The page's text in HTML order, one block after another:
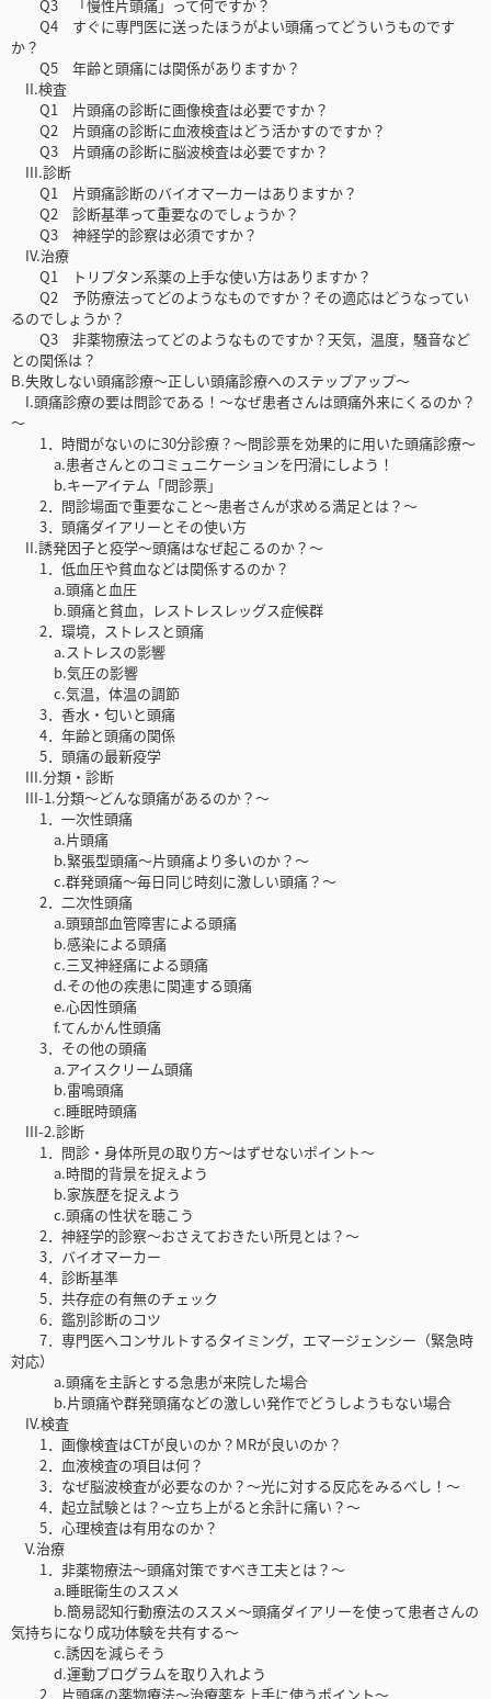
Q3 「慢性片頭痛」って何ですか？
Q4 すぐに専門医に送ったほうがよい頭痛ってどういうものです
か？
Q5 年齢と頭痛には関係がありますか？
II.検査
Q1 片頭痛の診断に画像検査は必要ですか？
Q2 片頭痛の診断に血液検査はどう活かすのですか？
Q3 片頭痛の診断に脳波検査は必要ですか？
III.診断
Q1 片頭痛診断のバイオマーカーはありますか？
Q2 診断基準って重要なのでしょうか？
Q3 神経学的診察は必須ですか？
IV.治療
Q1 トリプタン系薬の上手な使い方はありますか？
Q2 予防療法ってどのようなものですか？その適応はどうなってい
るのでしょうか？
Q3 非薬物療法ってどのようなものですか？天気，温度，騒音など
との関係は？
B.失敗しない頭痛診療～正しい頭痛診療へのステップアップ～
I.頭痛診療の要は問診である！～なぜ患者さんは頭痛外来にくるのか？
～
1．時間がないのに30分診療？～問診票を効果的に用いた頭痛診療～
a.患者さんとのコミュニケーションを円滑にしよう！
b.キーアイテム「問診票」
2．問診場面で重要なこと～患者さんが求める満足とは？～
3．頭痛ダイアリーとその使い方
II.誘発因子と疫学～頭痛はなぜ起こるのか？～
1．低血圧や貧血などは関係するのか？
a.頭痛と血圧
b.頭痛と貧血，レストレスレッグス症候群
2．環境，ストレスと頭痛
a.ストレスの影響
b.気圧の影響
c.気温，体温の調節
3．香水・匂いと頭痛
4．年齢と頭痛の関係
5．頭痛の最新疫学
III.分類・診断
III-1.分類～どんな頭痛があるのか？～
1．一次性頭痛
a.片頭痛
b.緊張型頭痛～片頭痛より多いのか？～
c.群発頭痛～毎日同じ時刻に激しい頭痛？～
2．二次性頭痛
a.頭頸部血管障害による頭痛
b.感染による頭痛
c.三叉神経痛による頭痛
d.その他の疾患に関連する頭痛
e.心因性頭痛
f.てんかん性頭痛
3．その他の頭痛
a.アイスクリーム頭痛
b.雷鳴頭痛
c.睡眠時頭痛
III-2.診断
1．問診・身体所見の取り方～はずせないポイント～
a.時間的背景を捉えよう
b.家族歴を捉えよう
c.頭痛の性状を聴こう
2．神経学的診察～おさえておきたい所見とは？～
3．バイオマーカー
4．診断基準
5．共存症の有無のチェック
6．鑑別診断のコツ
7．専門医へコンサルトするタイミング，エマージェンシー（緊急時
対応）
a.頭痛を主訴とする急患が来院した場合
b.片頭痛や群発頭痛などの激しい発作でどうしようもない場合
IV.検査
1．画像検査はCTが良いのか？MRが良いのか？
2．血液検査の項目は何？
3．なぜ脳波検査が必要なのか？～光に対する反応をみるべし！～
4．起立試験とは？～立ち上がると余計に痛い？～
5．心理検査は有用なのか？
V.治療
1．非薬物療法～頭痛対策ですべき工夫とは？～
a.睡眠衛生のススメ
b.簡易認知行動療法のススメ～頭痛ダイアリーを使って患者さんの
気持ちになり成功体験を共有する～
c.誘因を減らそう
d.運動プログラムを取り入れよう
2．片頭痛の薬物療法～治療薬を上手に使うポイント～